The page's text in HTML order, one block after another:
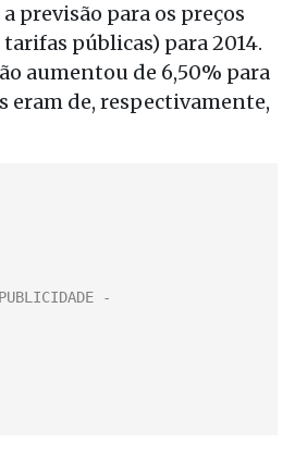
previsão para os preços
públicas) para 2014.
aumentou de 6,50% para
eram de, respectivamente,